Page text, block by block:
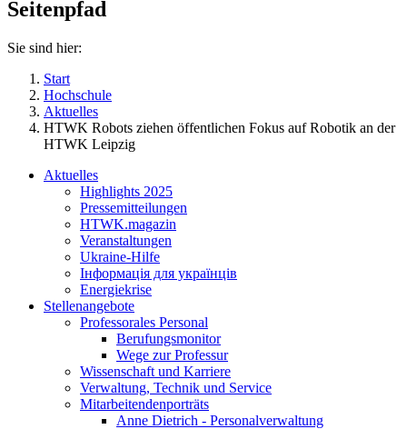
Seitenpfad
Sie sind hier:
Start
Hochschule
Aktuelles
HTWK Robots ziehen öffentlichen Fokus auf Robotik an der
HTWK Leipzig
Aktuelles
Highlights 2025
Pressemitteilungen
HTWK.magazin
Veranstaltungen
Ukraine-Hilfe
Інформація для українців
Energiekrise
Stellenangebote
Professorales Personal
Berufungsmonitor
Wege zur Professur
Wissenschaft und Karriere
Verwaltung, Technik und Service
Mitarbeitendenporträts
Anne Dietrich - Personalverwaltung